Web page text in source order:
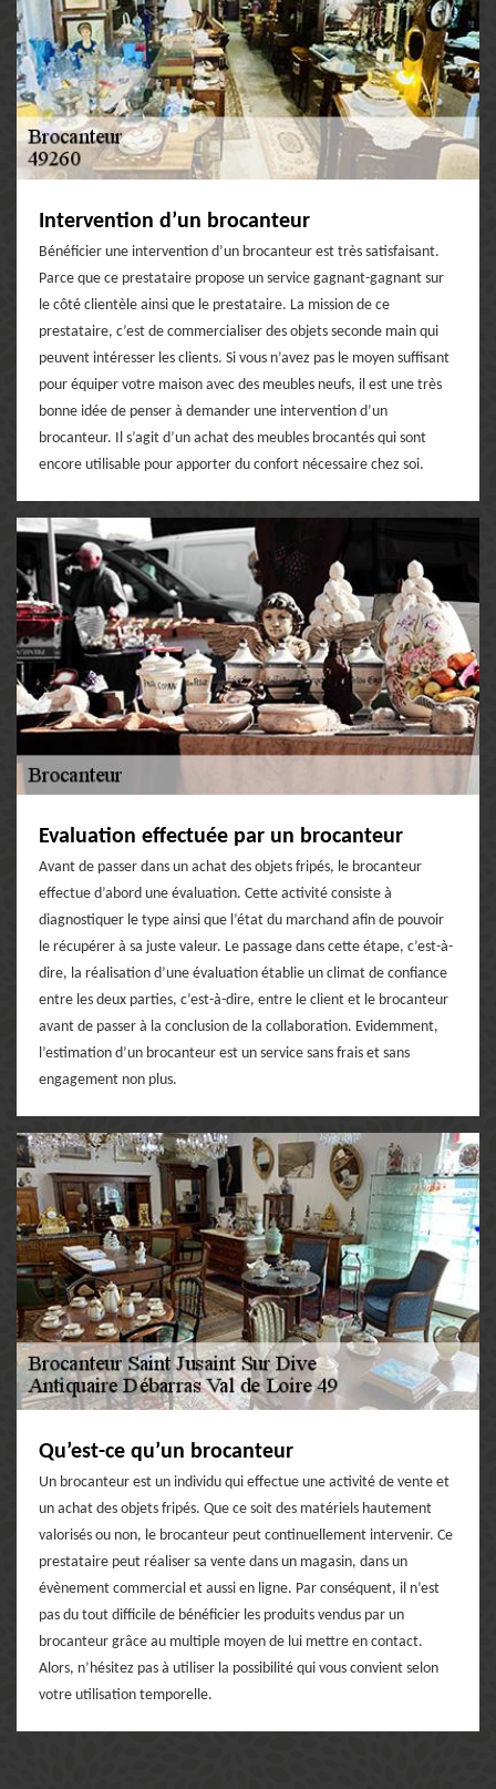
Intervention d’un brocanteur
Bénéficier une intervention d’un brocanteur est très satisfaisant.
Parce que ce prestataire propose un service gagnant-gagnant sur
le côté clientèle ainsi que le prestataire. La mission de ce
prestataire, c’est de commercialiser des objets seconde main qui
peuvent intéresser les clients. Si vous n’avez pas le moyen suffisant
pour équiper votre maison avec des meubles neufs, il est une très
bonne idée de penser à demander une intervention d’un
brocanteur. Il s’agit d’un achat des meubles brocantés qui sont
encore utilisable pour apporter du confort nécessaire chez soi.
Evaluation effectuée par un brocanteur
Avant de passer dans un achat des objets fripés, le brocanteur
effectue d’abord une évaluation. Cette activité consiste à
diagnostiquer le type ainsi que l’état du marchand afin de pouvoir
le récupérer à sa juste valeur. Le passage dans cette étape, c’est-à-
dire, la réalisation d’une évaluation établie un climat de confiance
entre les deux parties, c’est-à-dire, entre le client et le brocanteur
avant de passer à la conclusion de la collaboration. Evidemment,
l’estimation d’un brocanteur est un service sans frais et sans
engagement non plus.
Qu’est-ce qu’un brocanteur
Un brocanteur est un individu qui effectue une activité de vente et
un achat des objets fripés. Que ce soit des matériels hautement
valorisés ou non, le brocanteur peut continuellement intervenir. Ce
prestataire peut réaliser sa vente dans un magasin, dans un
évènement commercial et aussi en ligne. Par conséquent, il n’est
pas du tout difficile de bénéficier les produits vendus par un
brocanteur grâce au multiple moyen de lui mettre en contact.
Alors, n’hésitez pas à utiliser la possibilité qui vous convient selon
votre utilisation temporelle.